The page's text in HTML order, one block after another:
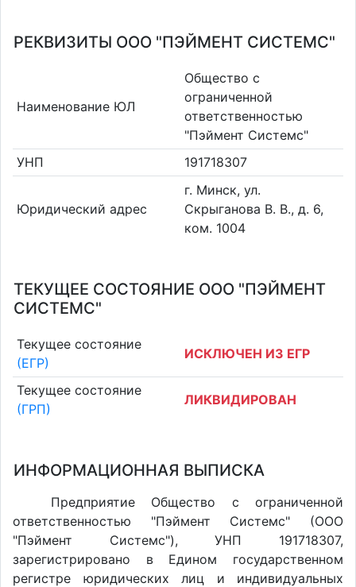
РЕКВИЗИТЫ ООО "ПЭЙМЕНТ СИСТЕМС"
Наименование ЮЛ
Общество с
ограниченной
ответственностью
"Пэймент Системс"
УНП
191718307
Юридический адрес
г. Минск, ул.
Скрыганова В. В., д. 6,
ком. 1004
ТЕКУЩЕЕ СОСТОЯНИЕ ООО "ПЭЙМЕНТ
СИСТЕМС"
Текущее состояние
(ЕГР)
ИСКЛЮЧЕН ИЗ ЕГР
Текущее состояние
(ГРП)
ЛИКВИДИРОВАН
ИНФОРМАЦИОННАЯ ВЫПИСКА
Предприятие Общество с ограниченной
ответственностью "Пэймент Системс" (ООО
"Пэймент Системс"), УНП 191718307,
зарегистрировано в Едином государственном
регистре юридических лиц и индивидуальных